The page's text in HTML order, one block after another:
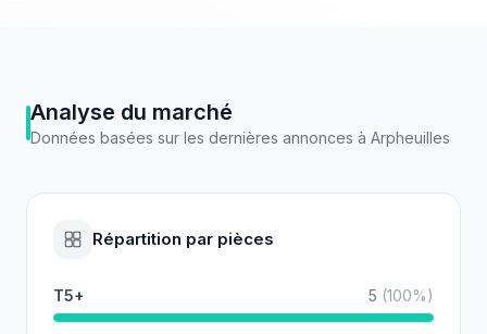
Analyse du marché
Données basées sur les dernières annonces à Arpheuilles
Répartition par pièces
T5+ 5 (100%)